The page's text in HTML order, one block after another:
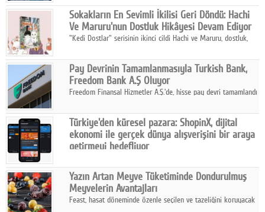
haritasında önemli bir destinasyon haline getirmeye
hazırlanıyor.
Sokakların En Sevimli İkilisi Geri Döndü: Hachi
Ve Maruru'nun Dostluk Hikâyesi Devam Ediyor
"Kedi Dostlar" serisinin ikinci cildi Hachi ve Maruru, dostluk,
mevsiminin zorlu koşulları eşliğinde anlatıyor.
Pay Devrinin Tamamlanmasıyla Turkish Bank,
Freedom Bank A.Ş Oluyor
Freedom Finansal Hizmetler A.Ş.'de, hisse pay devri tamamlandı
Turkish Bank'ın ticaret unvanının “Freedom Bank A.Ş.” olmasına
karar verildi.
Türkiye'den küresel pazara: ShopinX, dijital
ekonomi ile gerçek dünya alışverişini bir araya
getirmeyi hedefliyor
ekonomi ile gerçek dünya alışveriş deneyimi arasında köprü
kurmayı hedefleyen vizyonuyla uluslararası pazarlara açılıyor.
Yazın Artan Meyve Tüketiminde Dondurulmuş
Meyvelerin Avantajları
Feast, hasat döneminde özenle seçilen ve tazeliğini koruyacak